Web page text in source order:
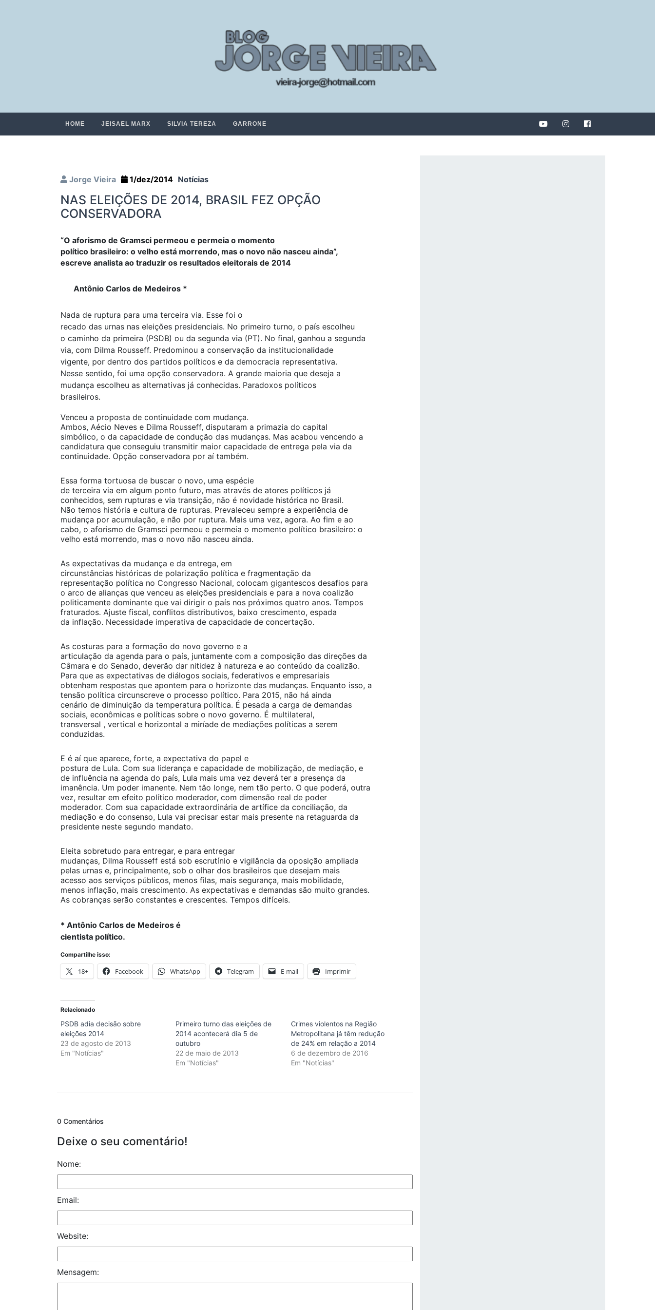
HOME JEISAEL MARX SILVIA TEREZA GARRONE
Jorge Vieira 1/dez/2014 Notícias
NAS ELEIÇÕES DE 2014, BRASIL FEZ OPÇÃO
CONSERVADORA
“O aforismo de Gramsci permeou e permeia o momento
político brasileiro: o velho está morrendo, mas o novo não nasceu ainda”,
escreve analista ao traduzir os resultados eleitorais de 2014
Antônio Carlos de Medeiros *
Nada de ruptura para uma terceira via. Esse foi o
recado das urnas nas eleições presidenciais. No primeiro turno, o país escolheu
o caminho da primeira (PSDB) ou da segunda via (PT). No final, ganhou a segunda
via, com Dilma Rousseff. Predominou a conservação da institucionalidade
vigente, por dentro dos partidos políticos e da democracia representativa.
Nesse sentido, foi uma opção conservadora. A grande maioria que deseja a
mudança escolheu as alternativas já conhecidas. Paradoxos políticos
brasileiros.
Venceu a proposta de continuidade com mudança.
Ambos, Aécio Neves e Dilma Rousseff, disputaram a primazia do capital
simbólico, o da capacidade de condução das mudanças. Mas acabou vencendo a
candidatura que conseguiu transmitir maior capacidade de entrega pela via da
continuidade. Opção conservadora por aí também.
Essa forma tortuosa de buscar o novo, uma espécie
de terceira via em algum ponto futuro, mas através de atores políticos já
conhecidos, sem rupturas e via transição, não é novidade histórica no Brasil.
Não temos história e cultura de rupturas. Prevaleceu sempre a experiência de
mudança por acumulação, e não por ruptura. Mais uma vez, agora. Ao fim e ao
cabo, o aforismo de Gramsci permeou e permeia o momento político brasileiro: o
velho está morrendo, mas o novo não nasceu ainda.
As expectativas da mudança e da entrega, em
circunstâncias históricas de polarização política e fragmentação da
representação política no Congresso Nacional, colocam gigantescos desafios para
o arco de alianças que venceu as eleições presidenciais e para a nova coalizão
politicamente dominante que vai dirigir o país nos próximos quatro anos. Tempos
fraturados. Ajuste fiscal, conflitos distributivos, baixo crescimento, espada
da inflação. Necessidade imperativa de capacidade de concertação.
As costuras para a formação do novo governo e a
articulação da agenda para o país, juntamente com a composição das direções da
Câmara e do Senado, deverão dar nitidez à natureza e ao conteúdo da coalizão.
Para que as expectativas de diálogos sociais, federativos e empresariais
obtenham respostas que apontem para o horizonte das mudanças. Enquanto isso, a
tensão política circunscreve o processo político. Para 2015, não há ainda
cenário de diminuição da temperatura política. É pesada a carga de demandas
sociais, econômicas e políticas sobre o novo governo. É multilateral,
transversal , vertical e horizontal a miríade de mediações políticas a serem
conduzidas.
E é aí que aparece, forte, a expectativa do papel e
postura de Lula. Com sua liderança e capacidade de mobilização, de mediação, e
de influência na agenda do país, Lula mais uma vez deverá ter a presença da
imanência. Um poder imanente. Nem tão longe, nem tão perto. O que poderá, outra
vez, resultar em efeito político moderador, com dimensão real de poder
moderador. Com sua capacidade extraordinária de artífice da conciliação, da
mediação e do consenso, Lula vai precisar estar mais presente na retaguarda da
presidente neste segundo mandato.
Eleita sobretudo para entregar, e para entregar
mudanças, Dilma Rousseff está sob escrutínio e vigilância da oposição ampliada
pelas urnas e, principalmente, sob o olhar dos brasileiros que desejam mais
acesso aos serviços públicos, menos filas, mais segurança, mais mobilidade,
menos inflação, mais crescimento. As expectativas e demandas são muito grandes.
As cobranças serão constantes e crescentes. Tempos difíceis.
* Antônio Carlos de Medeiros é
cientista político.
Compartilhe isso:
18+ Facebook WhatsApp Telegram E-mail Imprimir
Relacionado
PSDB adia decisão sobre
eleições 2014
23 de agosto de 2013
Em "Notícias"
Primeiro turno das eleições de
2014 acontecerá dia 5 de
outubro
22 de maio de 2013
Em "Notícias"
Crimes violentos na Região
Metropolitana já têm redução
de 24% em relação a 2014
6 de dezembro de 2016
Em "Notícias"
0 Comentários
Deixe o seu comentário!
Nome:
Email:
Website:
Mensagem: